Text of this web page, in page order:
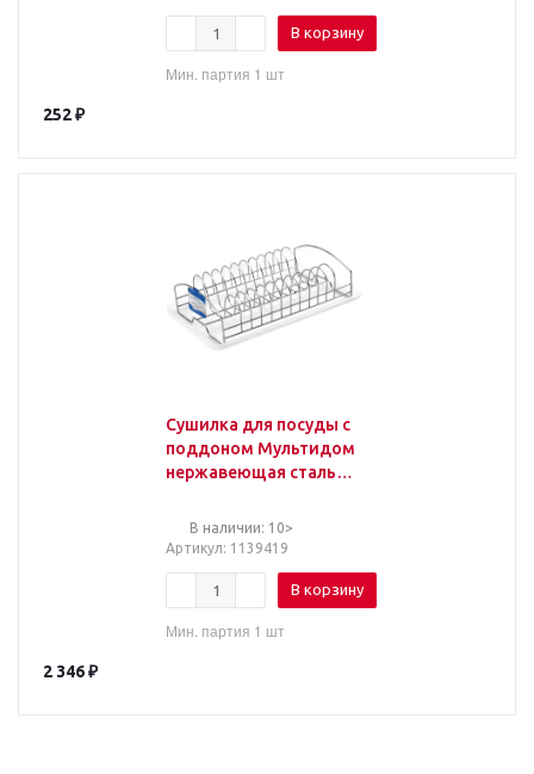
В корзину
Мин. партия 1 шт
252₽
Сушилка для посуды c
поддоном Мультидом
нержавеющая сталь
(артикул
производителя 52
В наличии: 10>
Артикул: 1139419
В корзину
Мин. партия 1 шт
2 346₽